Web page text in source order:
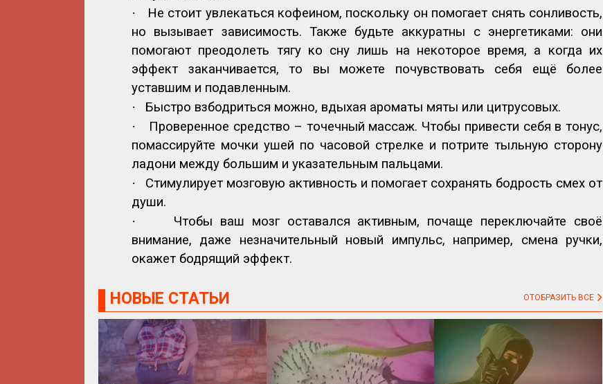
·
Не стоит увлекаться кофеином, поскольку он помогает снять сонливость,
но вызывает зависимость. Также будьте аккуратны с энергетиками: они
помогают преодолеть тягу ко сну лишь на некоторое время, а когда их
эффект заканчивается, то вы можете почувствовать себя ещё более
уставшим и подавленным.
· Быстро взбодриться можно, вдыхая ароматы мяты или цитрусовых.
·
Проверенное средство – точечный массаж. Чтобы привести себя в тонус,
помассируйте мочки ушей по часовой стрелке и потрите тыльную сторону
ладони между большим и указательным пальцами.
·
Стимулирует мозговую активность и помогает сохранять бодрость смех от
души.
·
Чтобы ваш мозг оставался активным, почаще переключайте своё
внимание, даже незначительный новый импульс, например, смена ручки,
окажет бодрящий эффект.
НОВЫЕ СТАТЬИ ОТОБРАЗИТЬ ВСЕ